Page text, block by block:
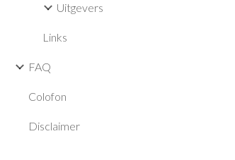
Uitgevers
Links
FAQ
Colofon
Disclaimer